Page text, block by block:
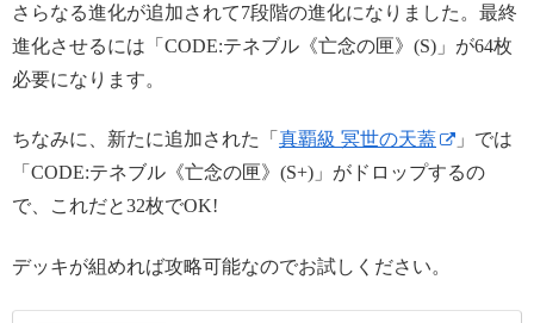
さらなる進化が追加されて7段階の進化になりました。最終
進化させるには「CODE:テネブル《亡念の匣》(S)」が64枚
必要になります。
ちなみに、新たに追加された「 真覇級 冥世の天蓋
」では
「CODE:テネブル《亡念の匣》(S+)」がドロップするの
で、これだと32枚でOK!
デッキが組めれば攻略可能なのでお試しください。